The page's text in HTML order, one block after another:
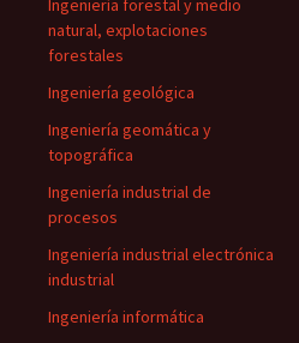
Ingeniería forestal y medio
natural, explotaciones
forestales
Ingeniería geológica
Ingeniería geomática y
topográfica
Ingeniería industrial de
procesos
Ingeniería industrial electrónica
industrial
Ingeniería informática